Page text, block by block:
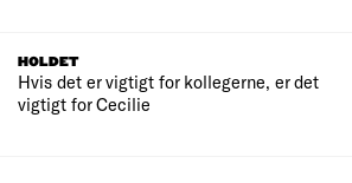
HOLDET
Hvis det er vigtigt for kollegerne, er det
vigtigt for Cecilie